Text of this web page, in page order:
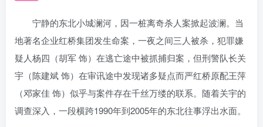
宁静的东北小城澜河，因一桩离奇杀人案掀起波澜。当
地著名企业红桥集团发生命案，一夜之间三人被杀，犯罪嫌
疑人杨四（胡军 饰）在逃亡途中被抓捕归案，但刑警队长关
宇（陈建斌 饰）在审讯途中发现诸多疑点而严红桥原配王萍
（邓家佳 饰）似乎与案件存在千丝万缕的联系。随着关宇的
调查深入，一段横跨1990年到2005年的东北往事浮出水面。